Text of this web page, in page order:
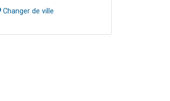
Changer de ville